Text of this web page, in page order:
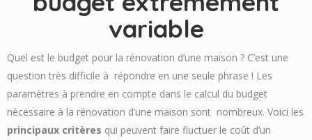
variable
Quel est le budget pour la rénovation d’une maison ? C’est une
question très difficile à répondre en une seule phrase ! Les
paramètres à prendre en compte dans le calcul du budget
nécessaire à la rénovation d’une maison sont nombreux. Voici les
principaux critères qui peuvent faire fluctuer le coût d’un